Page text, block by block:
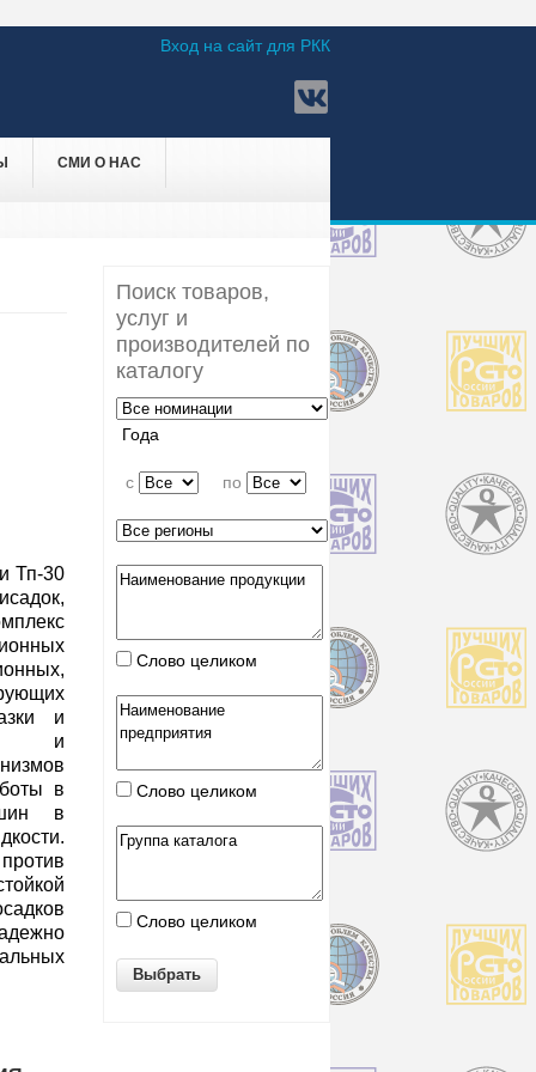
Вход на сайт для РКК
СМИ О НАС
Тп-30
и
и
в
в
Поиск товаров,
услуг и
производителей по
каталогу
Года
c по
Слово целиком
Слово целиком
Слово целиком